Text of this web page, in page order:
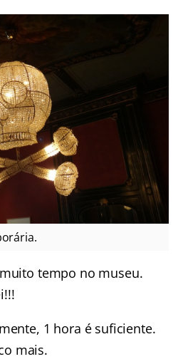
tempo no museu.
1 hora é suficiente.
mais.